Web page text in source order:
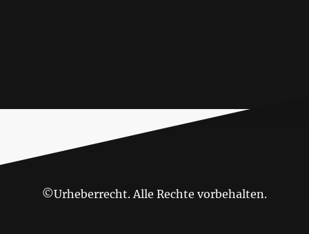
©Urheberrecht. Alle Rechte vorbehalten.